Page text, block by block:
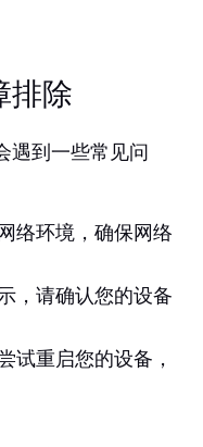
排除
遇到一些常见问
络环境，确保网络
，请确认您的设备
试重启您的设备，